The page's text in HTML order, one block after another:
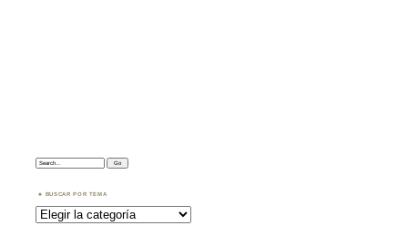
Search:
BUSCAR POR TEMA
Buscar
por
Tema